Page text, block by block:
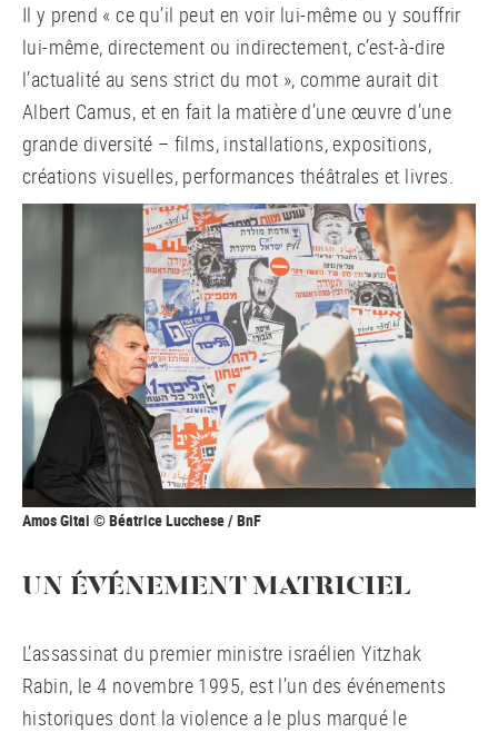
Il y prend « ce qu’il peut en voir lui-même ou y souffrir
lui-même, directement ou indirectement, c’est-à-dire
l’actualité au sens strict du mot », comme aurait dit
Albert Camus, et en fait la matière d’une œuvre d’une
grande diversité – films, installations, expositions,
créations visuelles, performances théâtrales et livres.
Amos Gitai © Béatrice Lucchese / BnF
UN ÉVÉNEMENT MATRICIEL
L’assassinat du premier ministre israélien Yitzhak
Rabin, le 4 novembre 1995, est l’un des événements
historiques dont la violence a le plus marqué le